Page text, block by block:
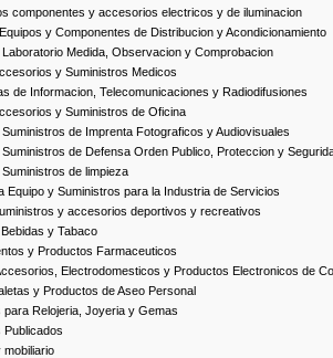
componentes y accesorios electricos y de iluminacion
y Componentes de Distribucion y Acondicionamiento
Medida, Observacion y Comprobacion
y Suministros Medicos
de Informacion, Telecomunicaciones y Radiodifusiones
y Suministros de Oficina
de Imprenta Fotograficos y Audiovisuales
de Defensa Orden Publico, Proteccion y
de limpieza
Equipo y Suministros para la Industria de Servicios
y accesorios deportivos y recreativos
y Tabaco
y Productos Farmaceuticos
Electrodomesticos y Productos Electronicos de
y Productos de Aseo Personal
Relojeria, Joyeria y Gemas
Publicados
mobiliario